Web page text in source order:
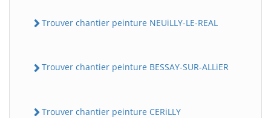
Trouver chantier peinture NEUiLLY-LE-REAL
Trouver chantier peinture BESSAY-SUR-ALLiER
Trouver chantier peinture CERiLLY